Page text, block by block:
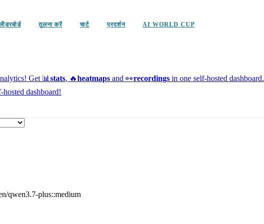
तुलना करें चार्ट प्रदर्शन AI WORLD CUP
Get 📊 stats, 🔥heatmaps and 👀recordings in one self-hosted dashboard.
dashboard!
qwen3.7-plus::medium